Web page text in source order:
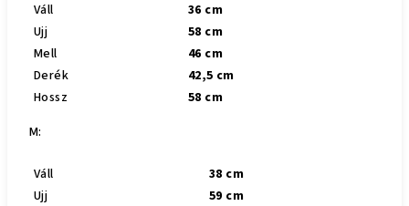
Váll
36 cm
Ujj
58 cm
Mell
46 cm
Derék
42,5 cm
Hossz
58 cm
M:
Váll
38 cm
Ujj
59 cm